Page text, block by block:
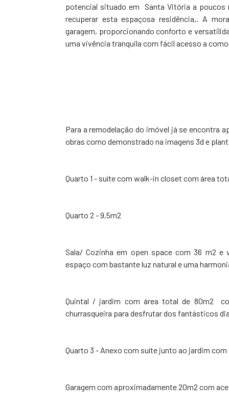
potencial situado em Santa Vitória a poucos
recuperar esta espaçosa residência,. A
garagem, proporcionando conforto e
uma vivência tranquila com fácil acesso a
Para a remodelação do imóvel já se encontra
obras como demonstrado na imagens 3d e
Quarto 1 - suíte com walk-in closet com área
Quarto 2 - 9,5m2
Sala/ Cozinha em open space com 36 m2 e
espaço com bastante luz natural e uma
Quintal / jardim com área total de 80m2
churrasqueira para desfrutar dos fantásticos
Quarto 3 - Anexo com suíte junto ao jardim
Garagem com aproximadamente 20m2 com